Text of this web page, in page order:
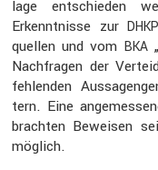
lage entschieden
Erkennt­nisse zur
quellen und vom BKA
Nachfragen der
fehlenden
tern. Eine
brachten Beweisen
möglich.